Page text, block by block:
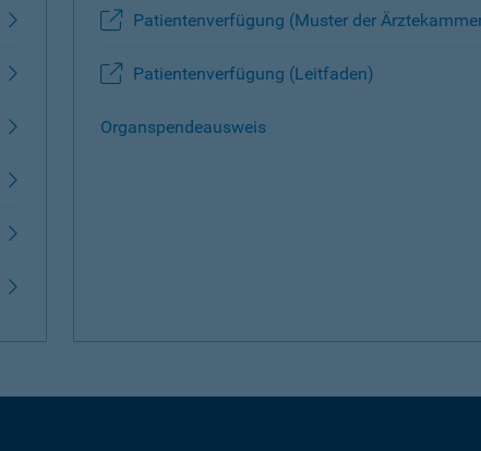
Patientenverfügung (Muster der
Patientenverfügung (Leitfaden)
Organspendeausweis